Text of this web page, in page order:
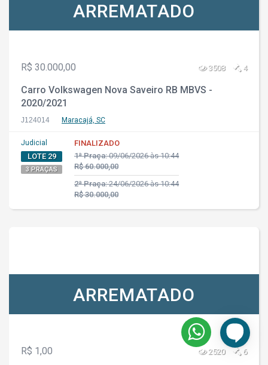
ARREMATADO
R$ 30.000,00 3508 4
Carro Volkswagen Nova Saveiro RB MBVS -
2020/2021
J124014 Maracajá, SC
Judicial
LOTE 29
3 PRAÇAS
FINALIZADO
1ª Praça:09/06/2026 às 10:44
R$ 60.000,00
2ª Praça:24/06/2026 às 10:44
R$ 30.000,00
ARREMATADO
R$ 1,00 2520 6